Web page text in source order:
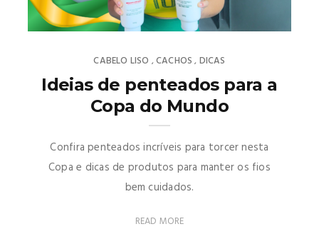
CABELO LISO ,CACHOS , DICAS
Ideias de penteados para a
Copa do Mundo
Confira penteados incríveis para torcer nesta
Copa e dicas de produtos para manter os fios
bem cuidados.
READ MORE